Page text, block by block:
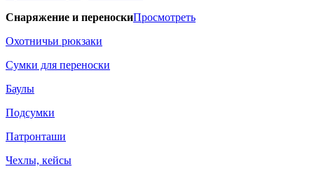
Снаряжение и переноскиПросмотреть
Охотничьи рюкзаки
Сумки для переноски
Баулы
Подсумки
Патронташи
Чехлы, кейсы